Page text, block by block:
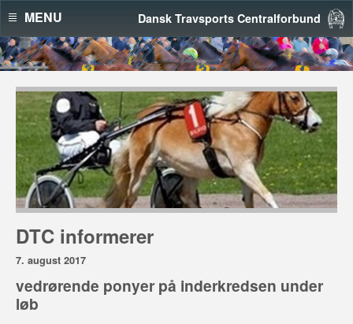
Dansk Travsports Centralforbund
MENU
DTC informerer
7. august 2017
vedrørende ponyer på inderkredsen under
løb